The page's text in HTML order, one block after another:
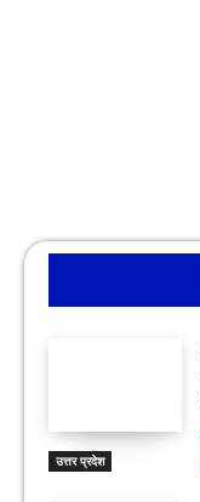
उत्तर प्रदेश